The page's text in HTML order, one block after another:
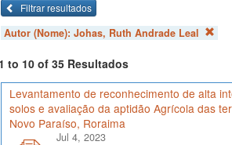
Filtrar resultados
Autor (Nome): Johas, Ruth Andrade Leal
to 10 of 35 Resultados
Levantamento de reconhecimento de alta
solos e avaliação da aptidão Agrícola das
Novo Paraíso, Roraima
Jul 4, 2023